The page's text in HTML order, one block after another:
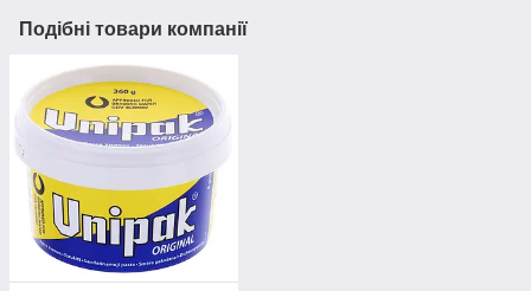
Подібні товари компанії